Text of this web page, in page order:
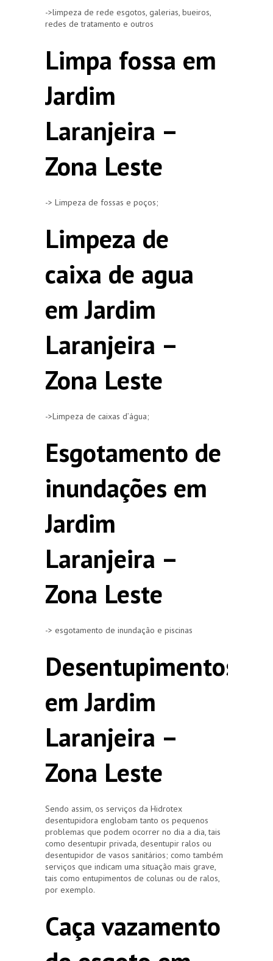
->limpeza de rede esgotos, galerias, bueiros,
redes de tratamento e outros
Limpa fossa em
Jardim
Laranjeira –
Zona Leste
-> Limpeza de fossas e poços;
Limpeza de
caixa de agua
em Jardim
Laranjeira –
Zona Leste
->Limpeza de caixas d’água;
Esgotamento de
inundações em
Jardim
Laranjeira –
Zona Leste
-> esgotamento de inundação e piscinas
Desentupimentos
em Jardim
Laranjeira –
Zona Leste
Sendo assim, os serviços da Hidrotex
desentupidora englobam tanto os pequenos
problemas que podem ocorrer no dia a dia, tais
como desentupir privada, desentupir ralos ou
desentupidor de vasos sanitários; como também
serviços que indicam uma situação mais grave,
tais como entupimentos de colunas ou de ralos,
por exemplo.
Caça vazamento